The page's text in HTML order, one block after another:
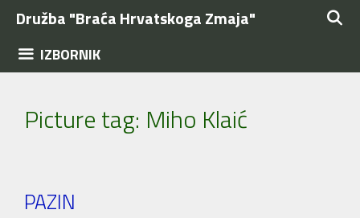
Preskoči
sadržaj
Družba "Braća Hrvatskoga Zmaja"
IZBORNIK
Picture tag: Miho Klaić
PAZIN